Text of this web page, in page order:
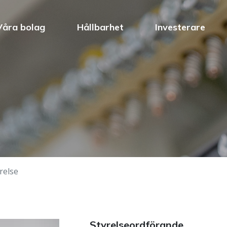
bolag Hållbarhet Investerare